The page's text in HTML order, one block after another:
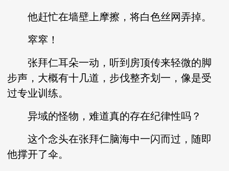
他赶忙在墙壁上摩擦，将白色丝网弄掉。
窣窣！
张拜仁耳朵一动，听到房顶传来轻微的脚
步声，大概有十几道，步伐整齐划一，像是受
过专业训练。
异域的怪物，难道真的存在纪律性吗？
这个念头在张拜仁脑海中一闪而过，随即
他撑开了伞。